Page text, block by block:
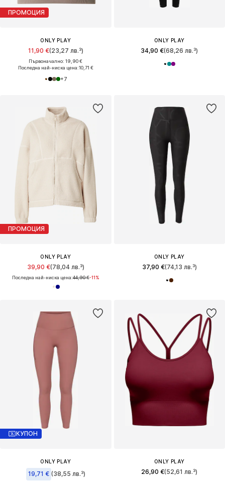
ПРОМОЦИЯ
ONLY PLAY
11,90 €(23,27 лв.³)
Първоначално: 19,90 €
Последна най-ниска цена:10,71 €
+7
ONLY PLAY
34,90 €(68,26 лв.³)
ПРОМОЦИЯ
ONLY PLAY
39,90 €(78,04 лв.³)
Последна най-ниска цена:44,90 €-11%
ONLY PLAY
37,90 €(74,13 лв.³)
КУПОН
ONLY PLAY
19,71 € (38,55 лв.³)
ONLY PLAY
26,90 €(52,61 лв.³)